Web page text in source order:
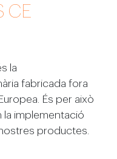
CE
la
fabricada fora
És per això
la implementació
productes.